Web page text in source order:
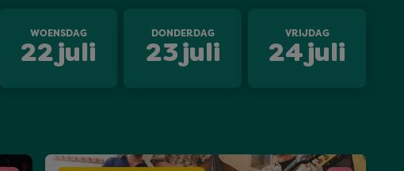
WOENSDAG
22 juli
DONDERDAG
23 juli
VRIJDAG
24 juli